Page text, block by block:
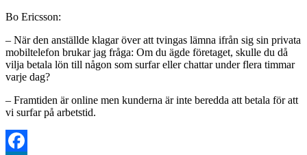
Bo Ericsson:
– När den anställde klagar över att tvingas lämna ifrån sig sin privata
mobiltelefon brukar jag fråga: Om du ägde företaget, skulle du då
vilja betala lön till någon som surfar eller chattar under flera timmar
varje dag?
– Framtiden är online men kunderna är inte beredda att betala för att
vi surfar på arbetstid.